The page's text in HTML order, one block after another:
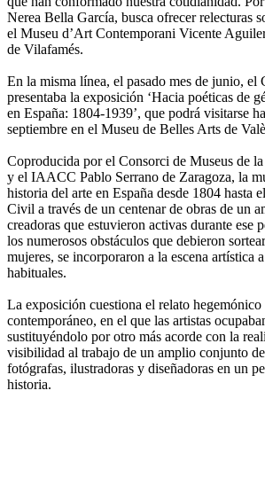
Nerea Bella García, busca ofrecer relecturas
el Museu d’Art Contemporani Vicente
de Vilafamés.
En la misma línea, el pasado mes de junio, el
presentaba la exposición ‘Hacia poéticas de
en España: 1804-1939’, que podrá visitarse
septiembre en el Museu de Belles Arts de
Coproducida por el Consorci de Museus de
y el IAACC Pablo Serrano de Zaragoza, la
historia del arte en España desde 1804 hasta
Civil a través de un centenar de obras de un
creadoras que estuvieron activas durante ese
los numerosos obstáculos que debieron
mujeres, se incorporaron a la escena artística
habituales.
La exposición cuestiona el relato
contemporáneo, en el que las artistas
sustituyéndolo por otro más acorde con la
visibilidad al trabajo de un amplio conjunto
fotógrafas, ilustradoras y diseñadoras en un
historia.